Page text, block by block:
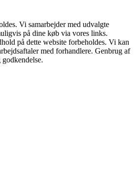
Vi samarbejder med udvalgte
på dine køb via vores links.
på dette website forbeholdes. Vi kan
med forhandlere. Genbrug af